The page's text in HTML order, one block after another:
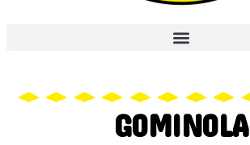
GOMINOLA